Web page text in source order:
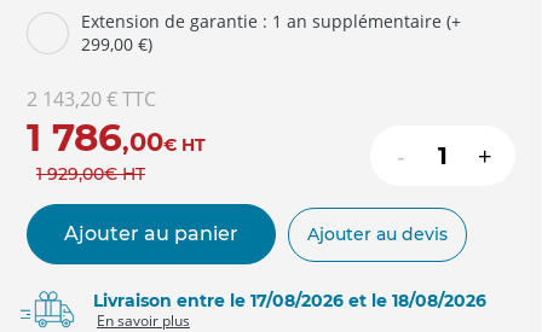
Extension de garantie : 1 an supplémentaire (+
299,00 €)
2 143,20 €TTC
1 786,00€ HT
1 929,00€ HT
- +
Ajouter au panier Ajouter au devis
Livraison entre le 17/08/2026 et le 18/08/2026
En savoir plus